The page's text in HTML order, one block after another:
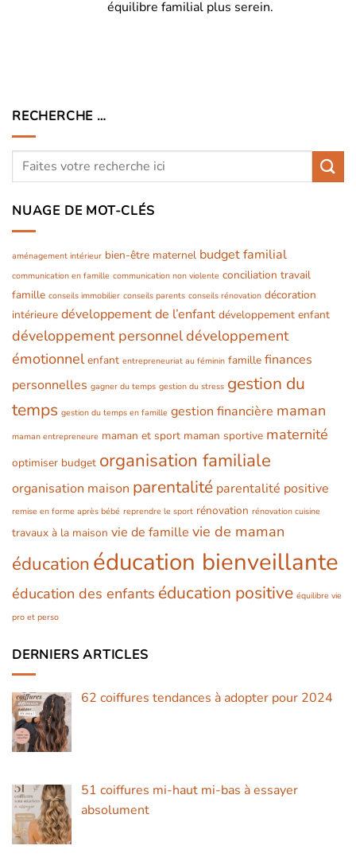
équilibre familial plus serein.
RECHERCHE …
NUAGE DE MOT-CLÉS
aménagement intérieur bien-être maternel budget familial
communication en famille communication non violente conciliation travail
famille conseils immobilier conseils parents conseils rénovation décoration
intérieure développement de l’enfant développement enfant
développement personneldéveloppement
émotionnel enfant entrepreneuriat au féminin famille finances
personnelles gagner du temps gestion du stress gestion du
temps gestion du temps en famille gestion financière maman
maman entrepreneure maman et sport maman sportive maternité
optimiser budget organisation familiale
organisation maison parentalité parentalité positive
remise en forme après bébé reprendre le sport rénovation rénovation cuisine
travaux à la maison vie de famille vie de maman
éducation éducation bienveillante
éducation des enfants éducation positive équilibre vie
pro et perso
DERNIERS ARTICLES
62 coiffures tendances à adopter pour 2024
51 coiffures mi-haut mi-bas à essayer
absolument